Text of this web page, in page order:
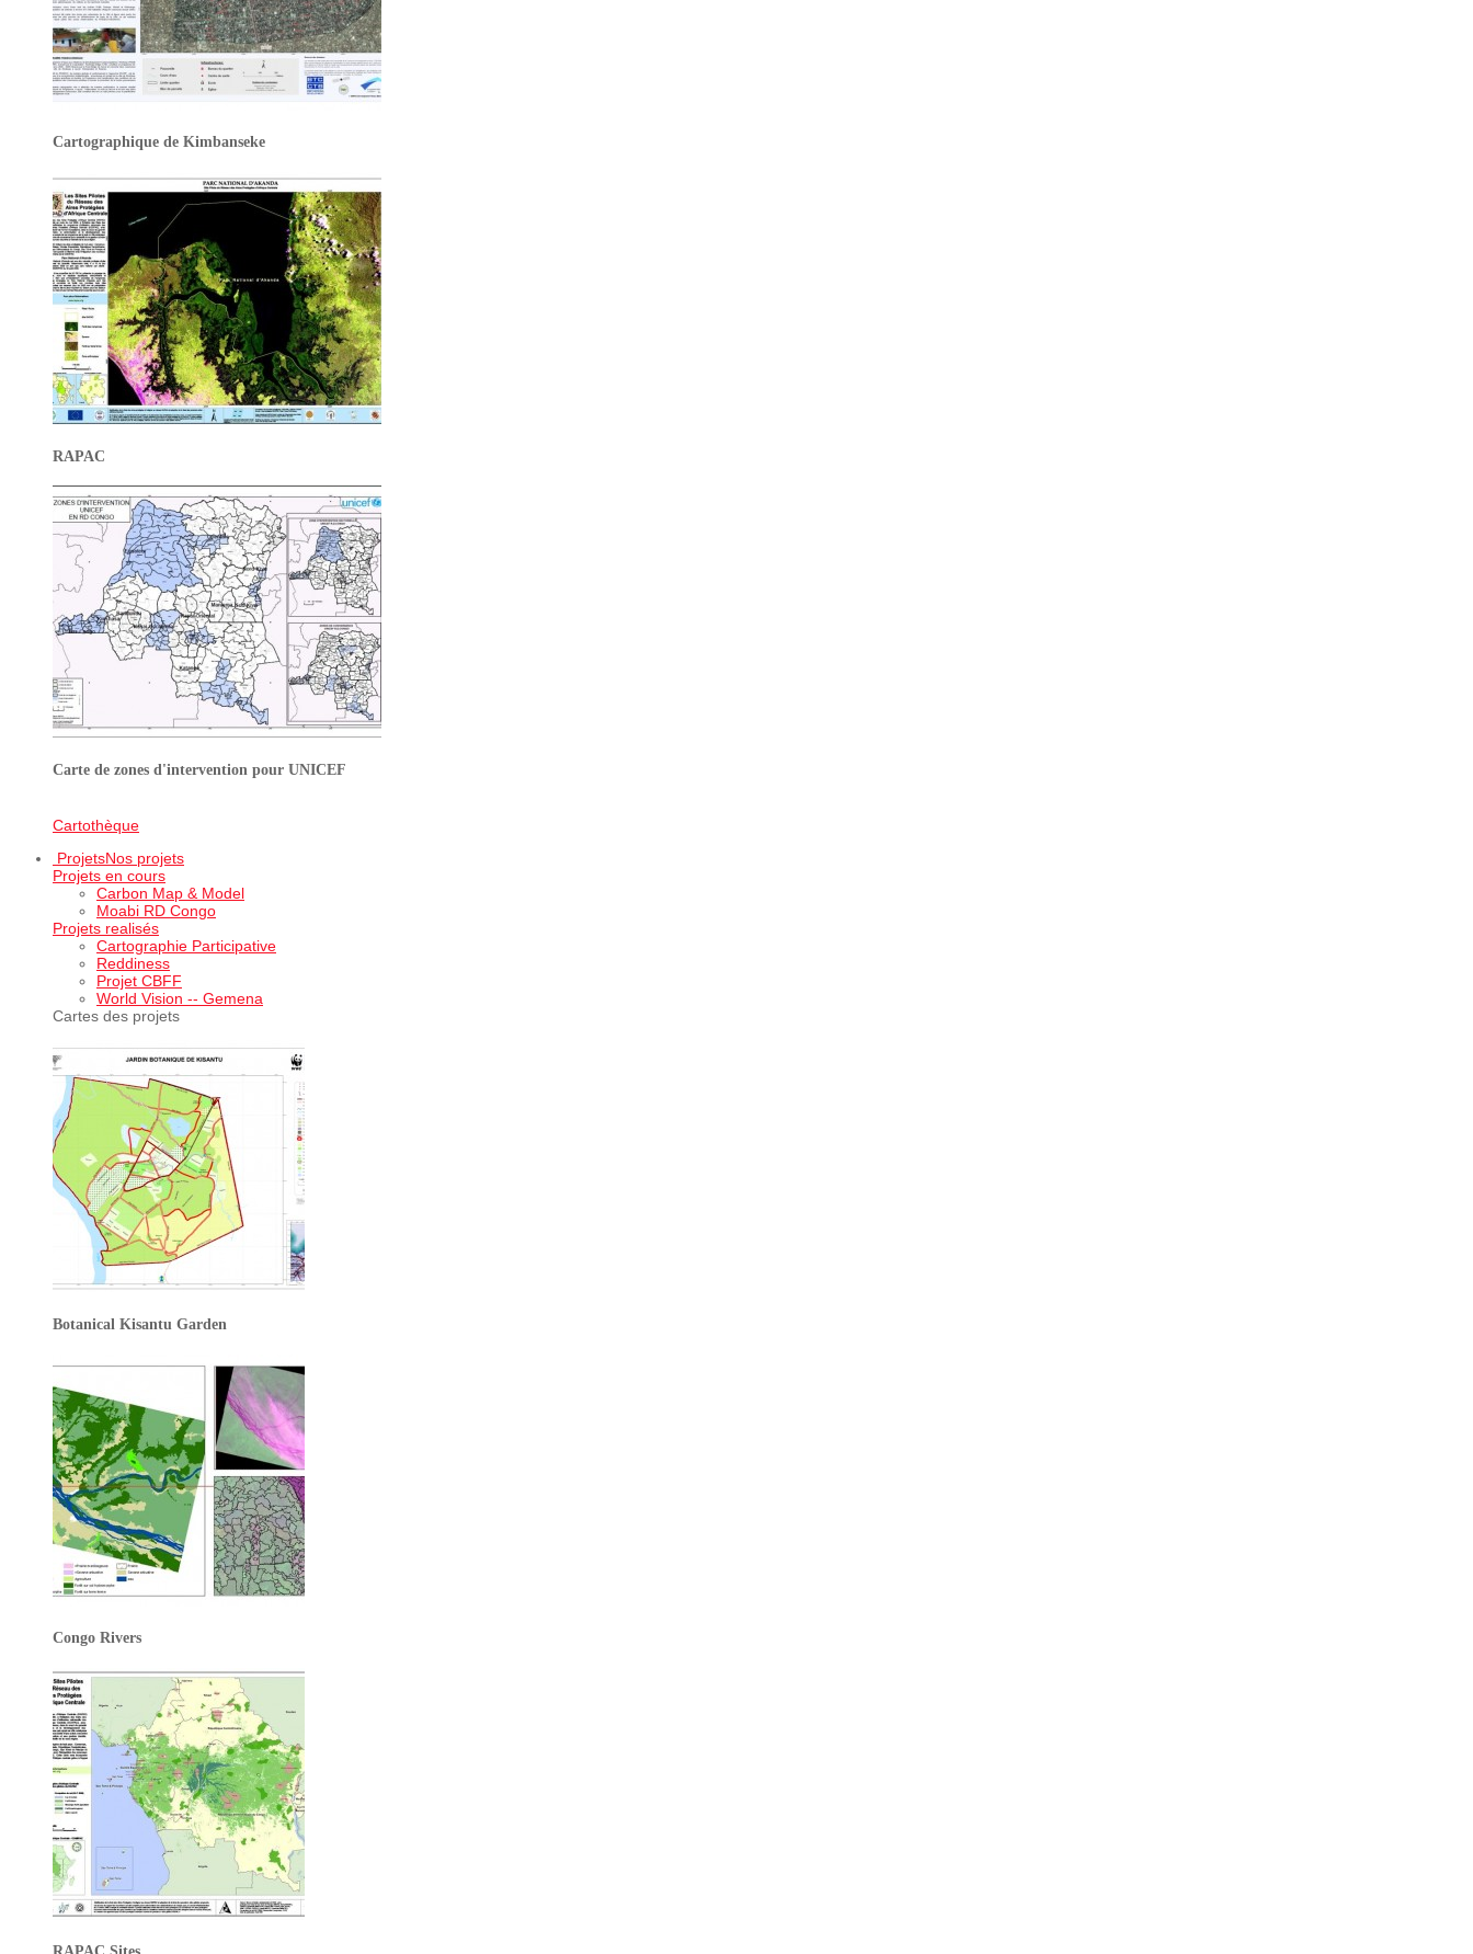
Cartographique de Kimbanseke
RAPAC
Carte de zones d'intervention pour UNICEF
Cartothèque
ProjetsNos projets
Projets en cours
Carbon Map & Model
Moabi RD Congo
Projets realisés
Cartographie Participative
Reddiness
Projet CBFF
World Vision -- Gemena
Cartes des projets
Botanical Kisantu Garden
Congo Rivers